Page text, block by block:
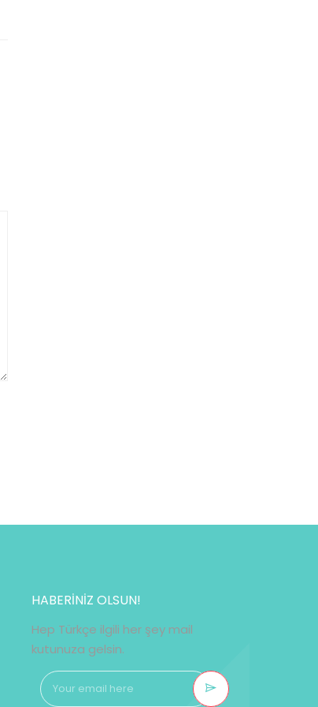
HABERİNİZ OLSUN!
Hep Türkçe ilgili her şey mail
kutunuza gelsin.